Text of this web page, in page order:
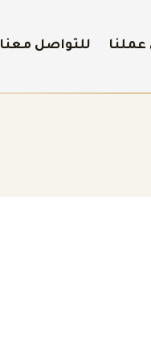
عملنا للتواصل معنا